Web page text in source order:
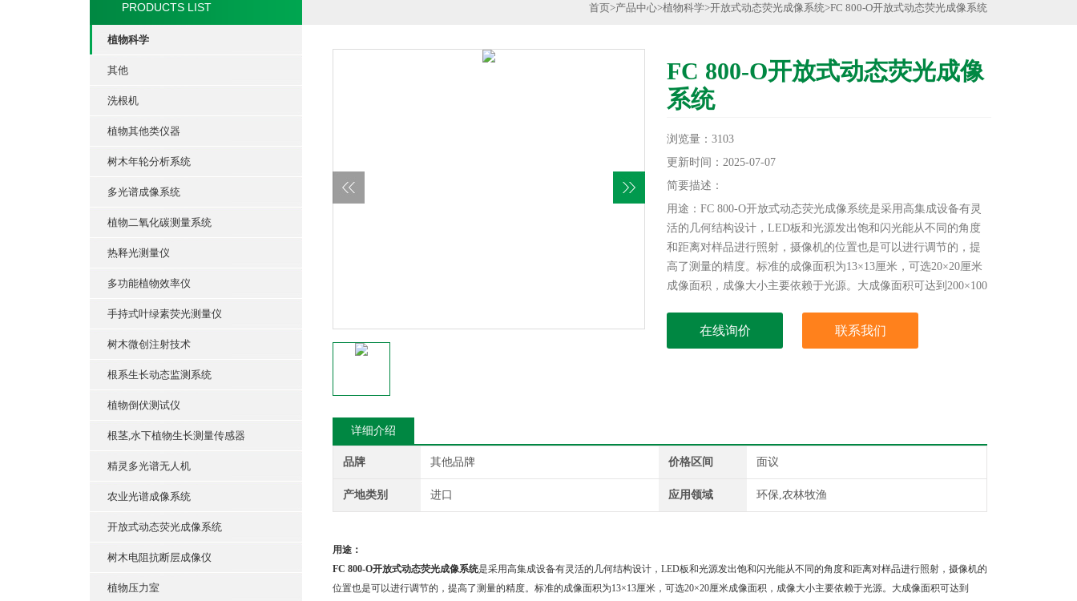
PRODUCTS LIST
植物科学
其他
洗根机
植物其他类仪器
树木年轮分析系统
多光谱成像系统
植物二氧化碳测量系统
热释光测量仪
多功能植物效率仪
手持式叶绿素荧光测量仪
树木微创注射技术
根系生长动态监测系统
植物倒伏测试仪
根茎,水下植物生长测量传感器
精灵多光谱无人机
农业光谱成像系统
开放式动态荧光成像系统
树木电阻抗断层成像仪
植物压力室
首页>产品中心>植物科学>开放式动态荧光成像系统>FC 800-O开放式动态荧光成像系统
FC 800-O开放式动态荧光成像
系统
浏览量：3103
更新时间：2025-07-07
简要描述：
用途：FC 800-O开放式动态荧光成像系统是采用高集成设备有灵
活的几何结构设计，LED板和光源发出饱和闪光能从不同的角度
和距离对样品进行照射，摄像机的位置也是可以进行调节的，提
高了测量的精度。标准的成像面积为13×13厘米，可选20×20厘米
成像面积，成像大小主要依赖于光源。大成像面积可达到200×100
在线询价 联系我们
详细介绍
品牌 其他品牌 价格区间 面议
产地类别 进口 应用领域 环保,农林牧渔
用途：
FC 800-O开放式动态荧光成像系统是采用高集成设备有灵活的几何结构设计，LED板和光源发出饱和闪光能从不同的角度和距离对样品进行照射，摄像机的
位置也是可以进行调节的，提高了测量的精度。标准的成像面积为13×13厘米，可选20×20厘米成像面积，成像大小主要依赖于光源。大成像面积可达到